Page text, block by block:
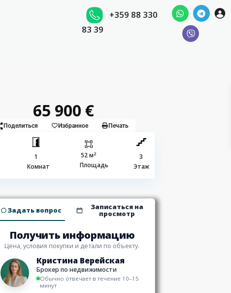
+359 88 330
83 39
65 900 €
Поделиться Избранное Печать
1
Комнат
52 м2
Площадь
3
Этаж
Задать вопрос Записаться на
просмотр
Получить информацию
Цена, условия покупки и детали по объекту.
Кристина Верейская
Брокер по недвижимости
Обычно отвечает в течение 10–15
минут